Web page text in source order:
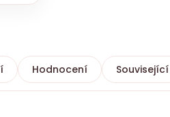
Hodnocení Související